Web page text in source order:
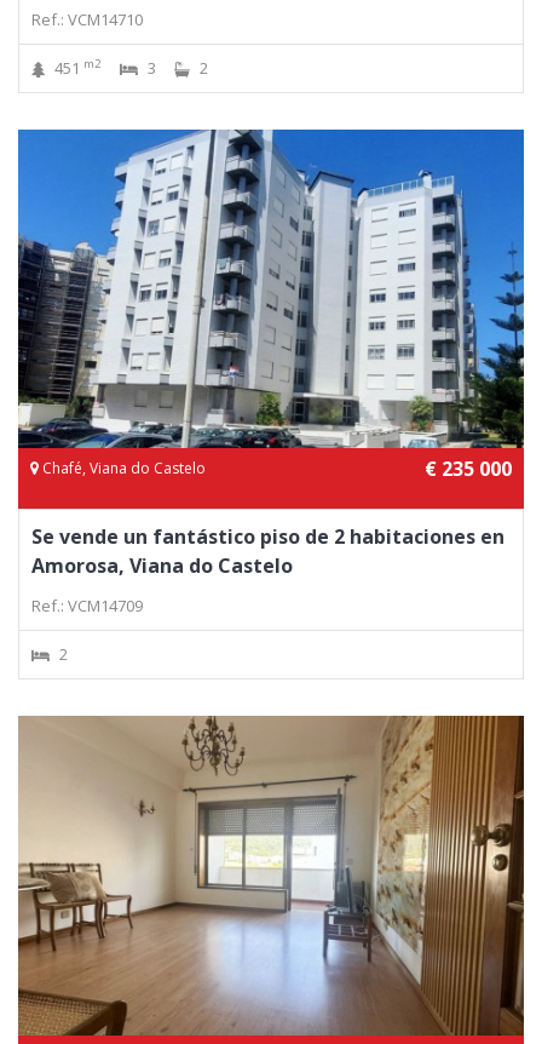
Ref.: VCM14710
451 m2 3 2
Chafé, Viana do Castelo € 235 000
Se vende un fantástico piso de 2 habitaciones en
Amorosa, Viana do Castelo
Ref.: VCM14709
2